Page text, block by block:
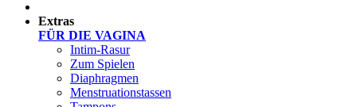
Extras
FÜR DIE VAGINA
Intim-Rasur
Zum Spielen
Diaphragmen
Menstruationstassen